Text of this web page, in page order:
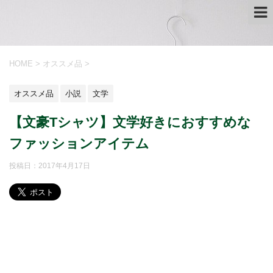
HOME > オススメ品 >
オススメ品 小説 文学
【文豪Tシャツ】文学好きにおすすめな
ファッションアイテム
投稿日： 2017年4月17日